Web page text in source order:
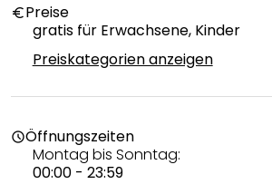
euroPreise
gratis für Erwachsene, Kinder
Preiskategorien anzeigen
scheduleÖffnungszeiten
Montag bis Sonntag:
00:00 - 23:59